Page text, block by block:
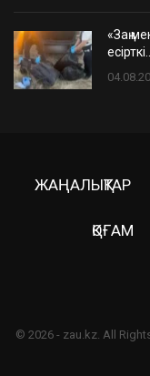
«Заң
есірткі…
ЖАҢАЛЫҚТАР
ҚОҒАМ
© 2026 - zau.kz. All